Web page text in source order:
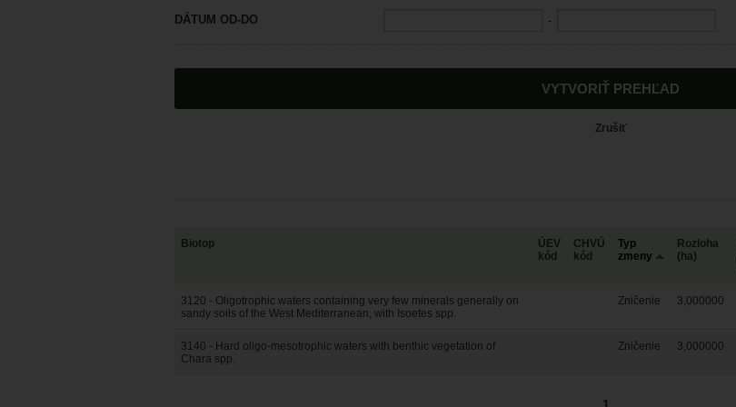
DÁTUM OD-DO -
Zrušiť
Biotop
ÚEV
kód
CHVÚ
kód
Typ
zmeny
Rozloha
(ha)
3120 - Oligotrophic waters containing very few minerals generally on
sandy soils of the West Mediterranean, with Isoetes spp.
Zničenie 3,000000
3140 - Hard oligo-mesotrophic waters with benthic vegetation of
Chara spp.
Zničenie 3,000000